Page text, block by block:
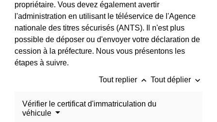
propriétaire. Vous devez également avertir
l'administration en utilisant le téléservice de l'Agence
nationale des titres sécurisés (ANTS). Il n'est plus
possible de déposer ou d'envoyer votre déclaration de
cession à la préfecture. Nous vous présentons les
étapes à suivre.
Tout replier keyboard_arrow_up Tout déplier keyboard_arrow_down
Vérifier le certificat d'immatriculation du
véhicule